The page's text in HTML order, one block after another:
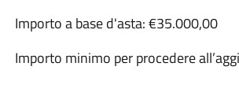
Importo a base d'asta: €35.000,00
Importo minimo per procedere